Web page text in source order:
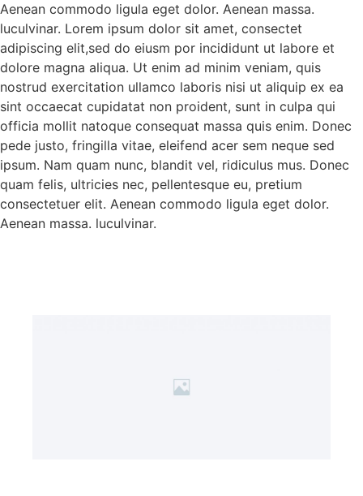
Aenean commodo ligula eget dolor. Aenean massa.
luculvinar. Lorem ipsum dolor sit amet, consectet
adipiscing elit,sed do eiusm por incididunt ut labore et
dolore magna aliqua. Ut enim ad minim veniam, quis
nostrud exercitation ullamco laboris nisi ut aliquip ex ea
sint occaecat cupidatat non proident, sunt in culpa qui
officia mollit natoque consequat massa quis enim. Donec
pede justo, fringilla vitae, eleifend acer sem neque sed
ipsum. Nam quam nunc, blandit vel, ridiculus mus. Donec
quam felis, ultricies nec, pellentesque eu, pretium
consectetuer elit. Aenean commodo ligula eget dolor.
Aenean massa. luculvinar.